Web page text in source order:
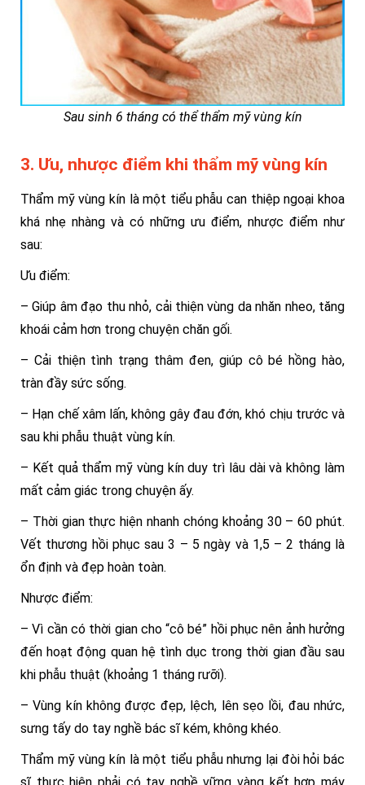
Sau sinh 6 tháng có thể thẩm mỹ vùng kín
3. Ưu, nhược điểm khi thẩm mỹ vùng kín
Thẩm mỹ vùng kín là một tiểu phẫu can thiệp ngoại khoa
khá nhẹ nhàng và có những ưu điểm, nhược điểm như
sau:
Ưu điểm:
– Giúp âm đạo thu nhỏ, cải thiện vùng da nhăn nheo, tăng
khoái cảm hơn trong chuyện chăn gối.
– Cải thiện tình trạng thâm đen, giúp cô bé hồng hào,
tràn đầy sức sống.
– Hạn chế xâm lấn, không gây đau đớn, khó chịu trước và
sau khi phẫu thuật vùng kín.
– Kết quả thẩm mỹ vùng kín duy trì lâu dài và không làm
mất cảm giác trong chuyện ấy.
– Thời gian thực hiện nhanh chóng khoảng 30 – 60 phút.
Vết thương hồi phục sau 3 – 5 ngày và 1,5 – 2 tháng là
ổn định và đẹp hoàn toàn.
Nhược điểm:
– Vì cần có thời gian cho “cô bé” hồi phục nên ảnh hưởng
đến hoạt động quan hệ tình dục trong thời gian đầu sau
khi phẫu thuật (khoảng 1 tháng rưỡi).
– Vùng kín không được đẹp, lệch, lên sẹo lồi, đau nhức,
sưng tấy do tay nghề bác sĩ kém, không khéo.
Thẩm mỹ vùng kín là một tiểu phẫu nhưng lại đòi hỏi bác